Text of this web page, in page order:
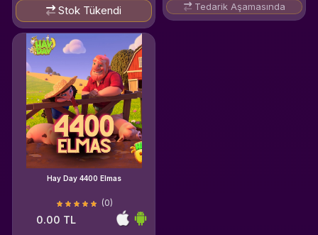
Stok Tükendi Tedarik Aşamasında
Hay Day 4400 Elmas
(0)
0.00 TL